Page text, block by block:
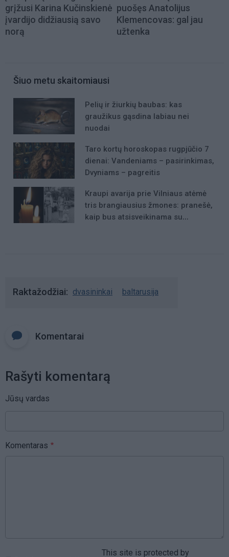
grįžusi Karina Kučinskienė
įvardijo didžiausią savo
norą
puošęs Anatolijus
Klemencovas: gal jau
užtenka
Šiuo metu skaitomiausi
Pelių ir žiurkių baubas: kas
graužikus gąsdina labiau nei
nuodai
Taro kortų horoskopas rugpjūčio 7
dienai: Vandeniams – pasirinkimas,
Dvyniams – pagreitis
Kraupi avarija prie Vilniaus atėmė
tris brangiausius žmones: pranešė,
kaip bus atsisveikinama su
Raktažodžiai dvasininkai baltarusija
Komentarai
Rašyti komentarą
Jūsų vardas
Komentaras
This site is protected by